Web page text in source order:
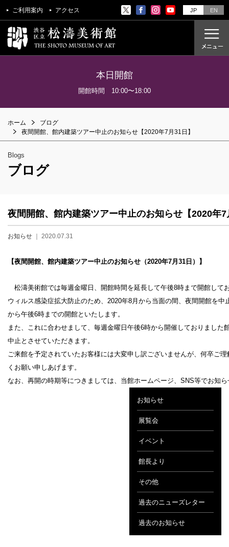
ご利用案内 アクセス JP EN
開催中の展覧会
これからの展覧会
過去の展覧会
過去のイベント
設計者 白井晟一
建設計画から開館まで
美術館概要
事業記録
本日開館
開館時間 10:00〜18:00
ホーム
ブログ
夜間開館、館内建築ツアー中止のお知らせ【2020年7月31日】
Blogs
ブログ
夜間開館、館内建築ツアー中止のお知らせ【2020年7
お知らせ ｜ 2020.07.31
【夜間開館、館内建築ツアー中止のお知らせ（2020年7月31日）】
松濤美術館では毎週金曜日、開館時間を延長して午後8時まで開館して
ウィルス感染症拡大防止のため、2020年8月から当面の間、夜間開館を中
から午後6時までの開館といたします。
また、これに合わせまして、毎週金曜日午後6時から開催しておりました
中止とさせていただきます。
ご来館を予定されていたお客様には大変申し訳ございませんが、何卒ご
くお願い申しあげます。
なお、再開の時期等につきましては、当館ホームページ、SNS等でお知
お知らせ
展覧会
イベント
館長より
その他
過去のニューズレター
過去のお知らせ